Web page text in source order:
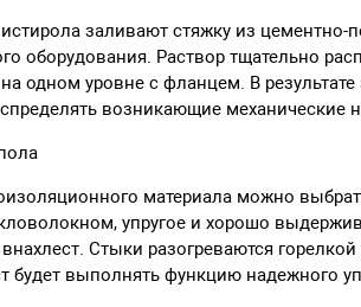
заливают стяжку из цементно-
оборудования. Раствор тщательно
на одном уровне с фланцем. В
возникающие механические
материала можно
упругое и хорошо
Стыки разогреваются
будет выполнять функцию надежного